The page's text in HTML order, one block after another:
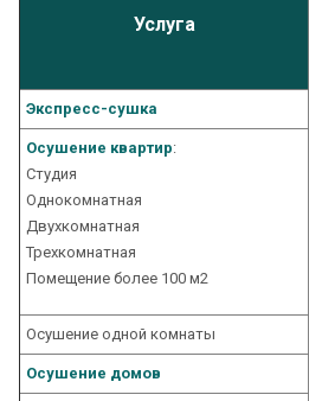
Услуга
Экспресс-cушка
Осушение квартир:
Студия
Однокомнатная
Двухкомнатная
Трехкомнатная
Помещение более 100 м2
Осушение одной комнаты
Осушение домов